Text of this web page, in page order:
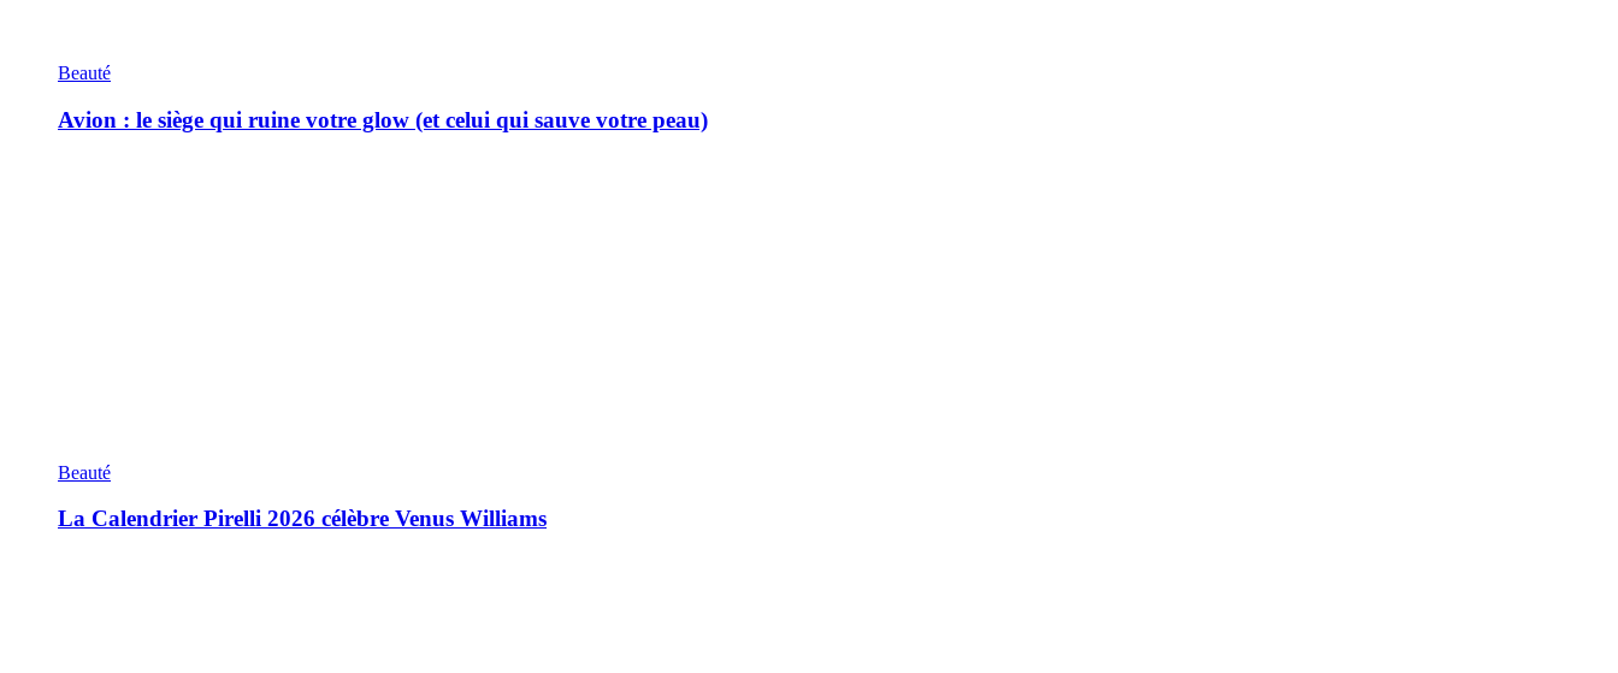
Beauté
Avion : le siège qui ruine votre glow (et celui qui sauve votre peau)
Beauté
La Calendrier Pirelli 2026 célèbre Venus Williams